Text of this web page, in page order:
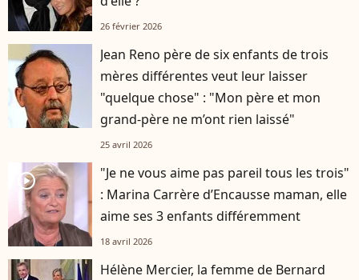
26 février 2026
Jean Reno père de six enfants de trois
mères différentes veut leur laisser
"quelque chose" : "Mon père et mon
grand-père ne m’ont rien laissé"
25 avril 2026
player2
"Je ne vous aime pas pareil tous les trois"
: Marina Carrère d’Encausse maman, elle
aime ses 3 enfants différemment
18 avril 2026
Hélène Mercier, la femme de Bernard